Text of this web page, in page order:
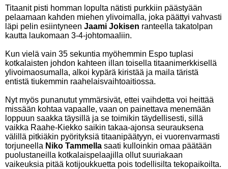
Titaanit pisti homman lopulta nätisti purkkiin päästyään
pelaamaan kahden miehen ylivoimalla, joka päättyi vahvasti
läpi pelin esiintyneen Jaami Jokisen ranteella takatolpan
kautta laukomaan 3-4-johtomaaliin.
Kun vielä vain 35 sekuntia myöhemmin Espo tuplasi
kotkalaisten johdon kahteen illan toisella titaanimerkkisellä
ylivoimaosumalla, alkoi kypärä kiristää ja maila täristä
entistä tiukemmin raahelaisvaihtoaitiossa.
Nyt myös punanutut ymmärsivät, ettei vaihdetta voi heittää
missään kohtaa vapaalle, vaan on painettava menemään
loppuun saakka täysillä ja se toimikin täydellisesti, sillä
vaikka Raahe-Kiekko saikin takaa-ajonsa seurauksena
välillä pitkiäkin pyörityksiä titaanipäätyyn, ei vuorenvarmasti
torjuneella Niko Tammella saati kulloinkin omaa päätään
puolustaneilla kotkalaispelaajilla ollut suuriakaan
vaikeuksia pitää kotijoukkuetta pois todellisilta tekopaikoilta.